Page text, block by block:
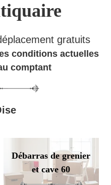
gratuits
conditions actuelles
comptant
Débarras de grenier
et cave 60